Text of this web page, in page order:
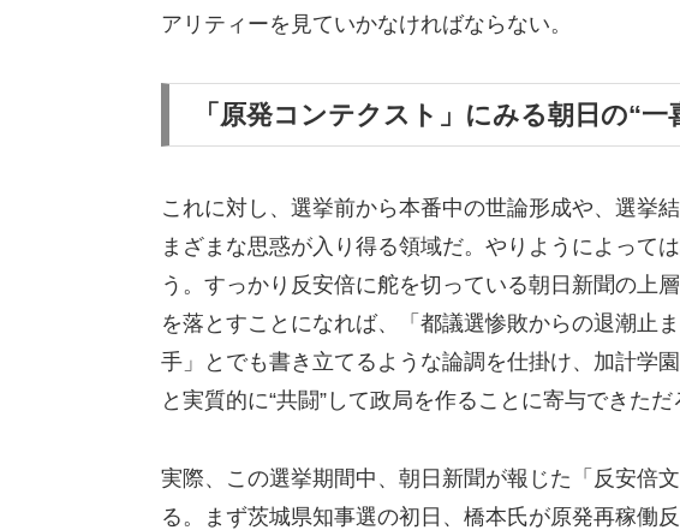
アリティーを見ていかなければならない。
「原発コンテクスト」にみる朝日の“一
これに対し、選挙前から本番中の世論形成や、選挙
まざまな思惑が入り得る領域だ。やりようによって
う。すっかり反安倍に舵を切っている朝日新聞の上
を落とすことになれば、「都議選惨敗からの退潮止
手」とでも書き立てるような論調を仕掛け、加計学
と実質的に“共闘”して政局を作ることに寄与できただ
実際、この選挙期間中、朝日新聞が報じた「反安倍
る。まず茨城県知事選の初日、橋本氏が原発再稼働